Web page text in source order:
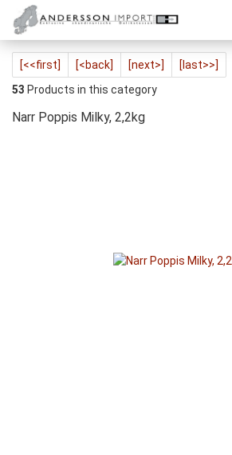
[<<first] [<back] [next>]
[last>>]
53 Products in this category
Narr Poppis Milky, 2,2kg